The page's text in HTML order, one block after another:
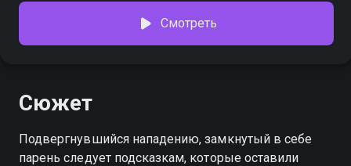
Смотреть
Сюжет
Подвергнувшийся нападению, замкнутый в себе
парень следует подсказкам, которые оставили